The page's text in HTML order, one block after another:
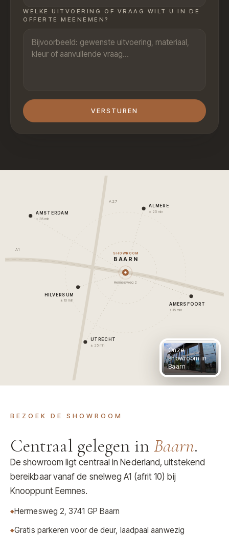
WELKE UITVOERING OF VRAAG WILT U IN DE
OFFERTE MEENEMEN?
VERSTUREN
A1
A27
AMSTERDAM
± 35 min
ALMERE
± 25 min
AMERSFOORT
± 15 min
HILVERSUM
± 10 min
UTRECHT
± 25 min
SHOWROOM
BAARN
Hermesweg 2
Onze
showroom in
Baarn
BEZOEK DE SHOWROOM
Centraal gelegen in Baarn.
De showroom ligt centraal in Nederland, uitstekend
bereikbaar vanaf de snelweg A1 (afrit 10) bij
Knooppunt Eemnes.
Hermesweg 2, 3741 GP Baarn
Gratis parkeren voor de deur, laadpaal aanwezig